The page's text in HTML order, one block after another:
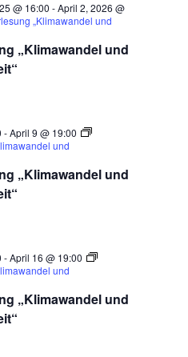
„Klimawandel und
@ 16:00 -April 2, 2026 @
„Klimawandel und
„Klimawandel und
-April 9 @ 19:00
und
„Klimawandel und
-April 16 @ 19:00
und